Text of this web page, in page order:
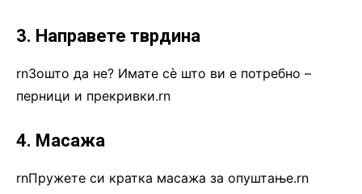
3. Направете тврдина
rnЗошто да не? Имате сè што ви е потребно –
перници и прекривки.rn
4. Масажа
rnПружете си кратка масажа за опуштање.rn